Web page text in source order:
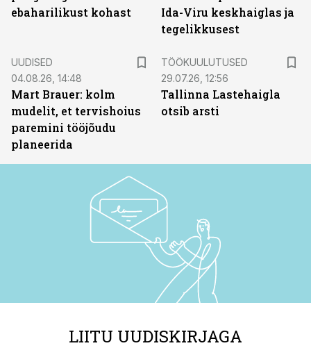
ebaharilikust kohast
Ida-Viru keskhaiglas ja
tegelikkusest
UUDISED
04.08.26, 14:48
Mart Brauer: kolm
mudelit, et tervishoius
paremini tööjõudu
planeerida
TÖÖKUULUTUSED
29.07.26, 12:56
Tallinna Lastehaigla
otsib arsti
LIITU UUDISKIRJAGA